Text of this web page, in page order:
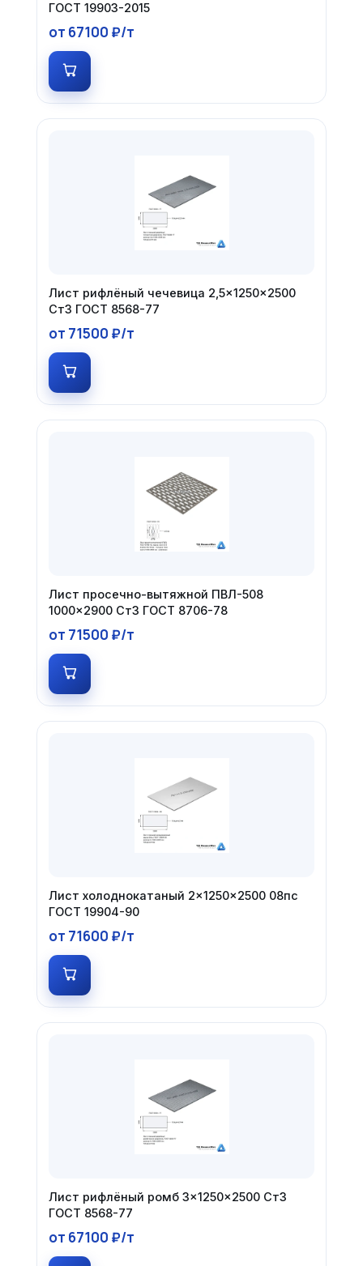
ГОСТ 19903-2015
от 67100 ₽/т
Лист рифлёный чечевица 2,5×1250×2500
Ст3 ГОСТ 8568-77
от 71500 ₽/т
Лист просечно-вытяжной ПВЛ-508
1000×2900 Ст3 ГОСТ 8706-78
от 71500 ₽/т
Лист холоднокатаный 2×1250×2500 08пс
ГОСТ 19904-90
от 71600 ₽/т
Лист рифлёный ромб 3×1250×2500 Ст3
ГОСТ 8568-77
от 67100 ₽/т